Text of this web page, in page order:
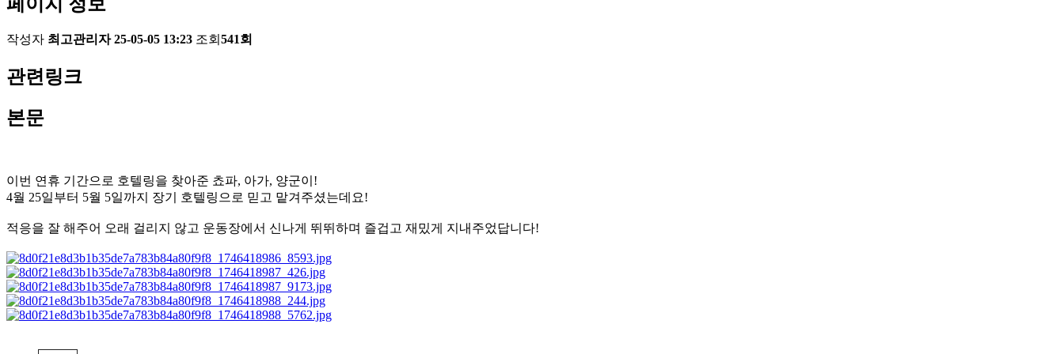
작성자 최고관리자 25-05-05 13:23 조회 541회
관련링크
본문
이번 연휴 기간으로 호텔링을 찾아준 쵸파, 아가, 양군이!
4월 25일부터 5월 5일까지 장기 호텔링으로 믿고 맡겨주셨는데요!
적응을 잘 해주어 오래 걸리지 않고 운동장에서 신나게 뛰뛰하며 즐겁고 재밌게 지내주었답니다!